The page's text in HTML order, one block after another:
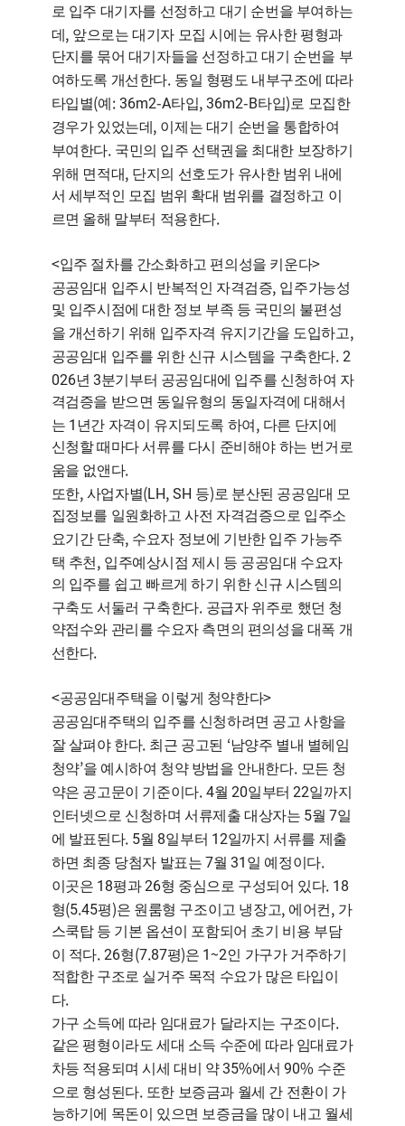
로 입주 대기자를 선정하고 대기 순번을 부여하는
데 , 앞으로는 대기자 모집 시에는 유사한 평형과
단지를 묶어 대기자들을 선정하고 대기 순번을 부
여하도록 개선한다. 동일 형평도 내부구조에 따라
타입별(예 : 36m2-A타입, 36m2-B타입) 로 모집한
경우가 있었는데 , 이제는 대기 순번을 통합하여
부여한다. 국민의 입주 선택권을 최대한 보장하기
위해 면적대, 단지의 선호도가 유사한 범위 내에
서 세부적인 모집 범위 확대 범위를 결정하고 이
르면 올해 말부터 적용한다.
<입주 절차를 간소화하고 편의성을 키운다>
공공임대 입주시 반복적인 자격검증, 입주가능성
및 입주시점에 대한 정보 부족 등 국민의 불편성
을 개선하기 위해 입주자격 유지기간을 도입하고,
공공임대 입주를 위한 신규 시스템을 구축한다. 2
026년 3분기부터 공공임대에 입주를 신청하여 자
격검증을 받으면 동일유형의 동일자격에 대해서
는 1 년간 자격이 유지되도록 하여 , 다른 단지에
신청할 때마다 서류를 다시 준비해야 하는 번거로
움을 없앤다.
또한, 사업자별(LH, SH 등) 로 분산된 공공임대 모
집정보를 일원화하고 사전 자격검증으로 입주소
요기간 단축, 수요자 정보에 기반한 입주 가능주
택 추천 , 입주예상시점 제시 등 공공임대 수요자
의 입주를 쉽고 빠르게 하기 위한 신규 시스템의
구축도 서둘러 구축한다. 공급자 위주로 했던 청
약접수와 관리를 수요자 측면의 편의성을 대폭 개
선한다.
<공공임대주택을 이렇게 청약한다>
공공임대주택의 입주를 신청하려면 공고 사항을
잘 살펴야 한다. 최근 공고된 ‘남양주 별내 별헤임
청약’을 예시하여 청약 방법을 안내한다. 모든 청
약은 공고문이 기준이다. 4월 20일부터22일까지
인터넷으로 신청하며 서류제출 대상자는 5월7일
에 발표된다. 5월 8일부터 12일까지 서류를 제출
하면 최종 당첨자 발표는 7월31 일 예정이다.
이곳은 18평과26형 중심으로 구성되어 있다. 18
형(5.45평)은 원룸형 구조이고 냉장고, 에어컨 , 가
스쿡탑 등 기본 옵션이 포함되어 초기 비용 부담
이 적다. 26형(7.87평)은 1~2인 가구가 거주하기
적합한 구조로 실거주 목적 수요가 많은 타입이
다.
가구 소득에 따라 임대료가 달라지는 구조이다.
같은 평형이라도 세대 소득 수준에 따라 임대료가
차등 적용되며 시세 대비 약35%에서 90% 수준
으로 형성된다. 또한 보증금과 월세 간 전환이 가
능하기에 목돈이 있으면 보증금을 많이 내고 월세